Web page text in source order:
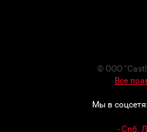
© ООО
Все
Мы в
- Спб.